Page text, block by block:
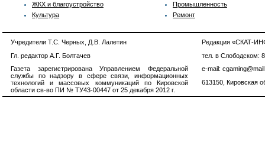
ЖКХ и благоустройство
Культура
Промышленность
Ремонт
Учредители Т.С. Черных, Д.В. Лалетин
Гл. редактор А.Г. Болтачев
Газета зарегистрирована Управлением Федеральной
службы по надзору в сфере связи, информационных
технологий и массовых коммуникаций по Кировской
области св-во ПИ № ТУ43-00447 от 25 декабря 2012 г.
Редакция «СКАТ-
тел. в Слободском:
e-mail:
613150, Кировская